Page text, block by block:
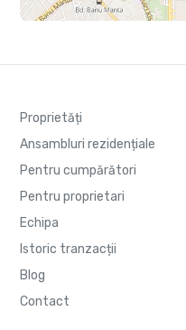
Proprietăți
Ansambluri rezidențiale
Pentru cumpărători
Pentru proprietari
Echipa
Istoric tranzacții
Blog
Contact